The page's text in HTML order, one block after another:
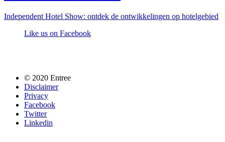
Independent Hotel Show: ontdek de ontwikkelingen op hotelgebied
Like us on Facebook
© 2020 Entree
Disclaimer
Privacy
Facebook
Twitter
Linkedin